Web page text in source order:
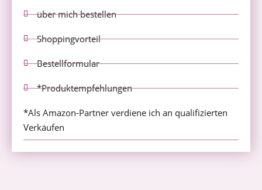
über mich bestellen
Shoppingvorteil
Bestellformular
*Produktempfehlungen
*Als Amazon-Partner verdiene ich an qualifizierten
Verkäufen